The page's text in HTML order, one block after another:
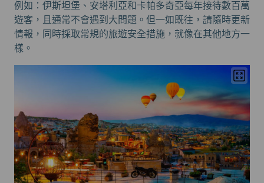
例如：伊斯坦堡、安塔利亞和卡帕多奇亞每年接待數百萬
遊客，且通常不會遇到大問題。但一如既往，請隨時更新
情報，同時採取常規的旅遊安全措施，就像在其他地方一
樣。